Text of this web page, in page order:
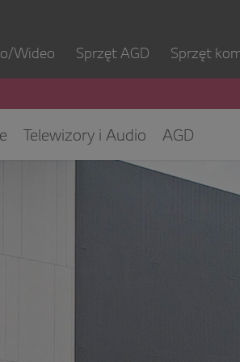
Wideo Sprzęt AGD Sprzęt
Telewizory i Audio
AGD
mediów
Biuro Obsługi Klienta